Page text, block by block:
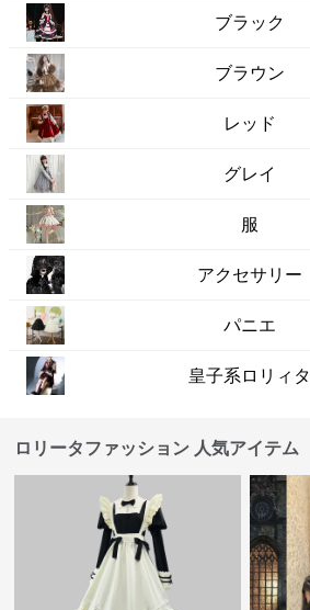
ブラック
ブラウン
レッド
グレイ
服
アクセサリー
パニエ
皇子系ロリィタ
ロリータファッション 人気アイテム